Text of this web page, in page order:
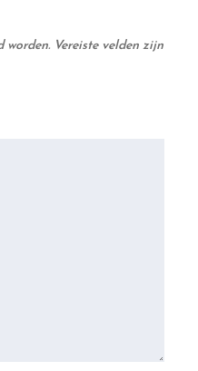
worden. Vereiste velden zijn